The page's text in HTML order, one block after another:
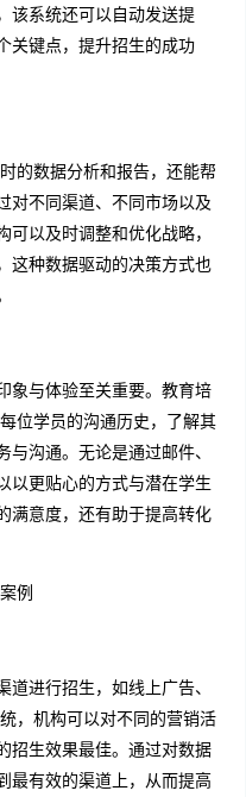
该系统还可以自动发送提
关键点，提升招生的成功
的数据分析和报告，还能帮
对不同渠道、不同市场以及
以及时调整和优化战略，
这种数据驱动的决策方式也
象与体验至关重要。教育培
位学员的沟通历史，了解其
沟通。无论是通过邮件、
以更贴心的方式与潜在学生
满意度，还有助于提高转化
例
进行招生，如线上广告、
，机构可以对不同的营销活
招生效果最佳。通过对数据
最有效的渠道上，从而提高